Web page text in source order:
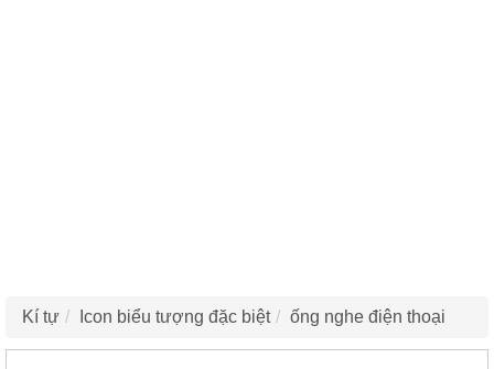
Kí tự Icon biểu tượng đặc biệt ống nghe điện thoại